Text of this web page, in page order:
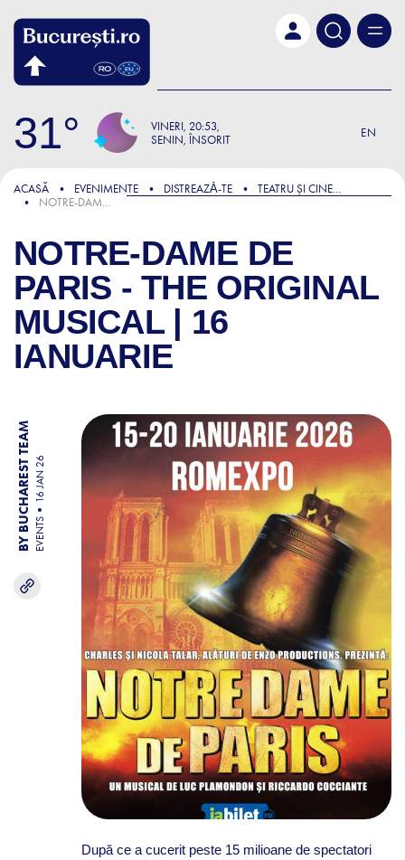
31 VINERI 20:53
SENIN, ÎNSORIT
EN
ACASĂ EVENIMENTE DISTREAZǍ-TE
TEATRU ȘI CINEMA
NOTRE-DAME DE PARIS - THE ORIGINAL MUSICAL | 16 IANUARIE
NOTRE-DAME DE
PARIS - THE ORIGINAL
MUSICAL | 16
IANUARIE
BY BUCHAREST TEAM EVENTS
16 JAN 26
După ce a cucerit peste 15 milioane de spectatori